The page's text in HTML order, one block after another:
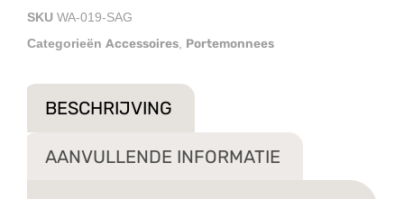
SKU WA-019-SAG
Categorieën Accessoires Portemonnees
BESCHRIJVING
AANVULLENDE INFORMATIE